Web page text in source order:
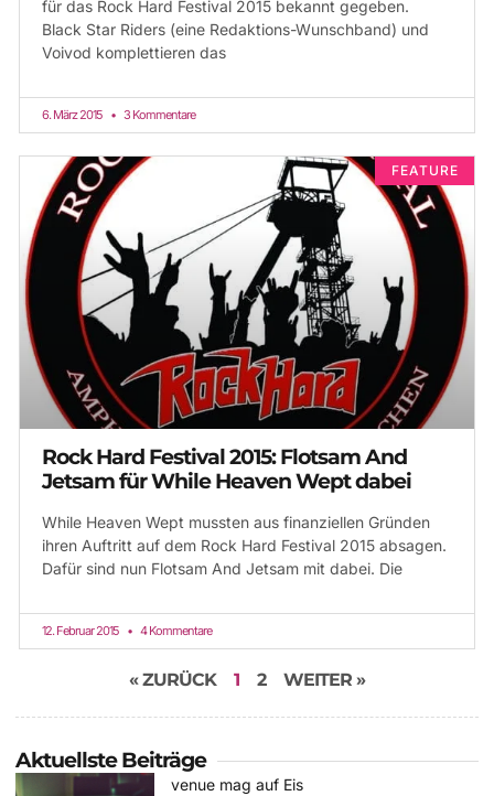
für das Rock Hard Festival 2015 bekannt gegeben.
Black Star Riders (eine Redaktions-Wunschband) und
Voivod komplettieren das
6. März 2015 3 Kommentare
FEATURE
Rock Hard Festival 2015: Flotsam And
Jetsam für While Heaven Wept dabei
While Heaven Wept mussten aus finanziellen Gründen
ihren Auftritt auf dem Rock Hard Festival 2015 absagen.
Dafür sind nun Flotsam And Jetsam mit dabei. Die
12. Februar 2015 4 Kommentare
« ZURÜCK 1 2 WEITER »
Aktuellste Beiträge
venue mag auf Eis